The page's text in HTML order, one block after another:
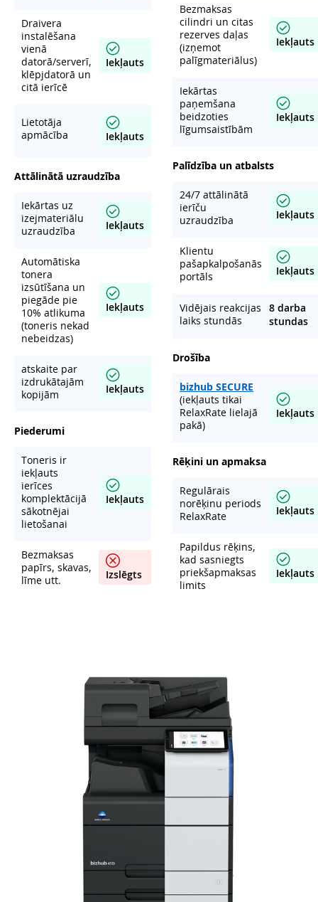
Draivera
instalēšana
vienā
datorā/serverī,
klēpjdatorā un
citā ierīcē
Iekļauts
Lietotāja
apmācība
Iekļauts
Attālinātā uzraudzība
Iekārtas uz
izejmateriālu
uzraudzība
Iekļauts
Automātiska
tonera
izsūtīšana un
piegāde pie
10% atlikuma
(toneris nekad
nebeidzas)
Iekļauts
atskaite par
izdrukātajām
kopijām
Iekļauts
Piederumi
Toneris ir
iekļauts
ierīces
komplektācijā
sākotnējai
lietošanai
Iekļauts
Bezmaksas
papīrs, skavas,
līme utt.
Izslēgts
Bezmaksas
cilindri un citas
rezerves daļas
(izņemot
palīgmateriālus)
Iekļauts
Iekārtas
paņemšana
beidzoties
līgumsaistībām
Iekļauts
Palīdzība un atbalsts
24/7 attālinātā
ierīču
uzraudzība
Iekļauts
Klientu
pašapkalpošanās
portāls
Iekļauts
Vidējais reakcijas
laiks stundās
8 darba
stundas
Drošība
bizhub SECURE
(iekļauts tikai
RelaxRate lielajā
pakā)
Iekļauts
Rēķini un apmaksa
Regulārais
norēķinu periods
RelaxRate
Iekļauts
Papildus rēķins,
kad sasniegts
priekšapmaksas
limits
Iekļauts